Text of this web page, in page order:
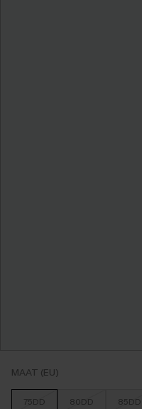
MAAT (EU)
75DD 80DD 85DD